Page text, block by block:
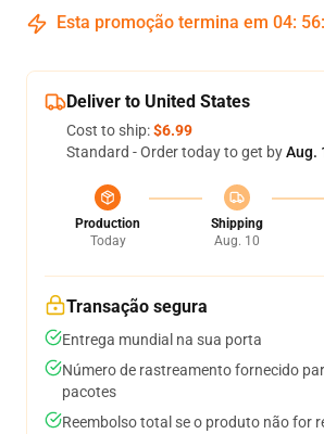
Esta promoção termina em 04: 56:
Deliver to United States
Cost to ship:$6.99
Standard - Order today to get byAug.
Production
Today
Shipping
Aug. 10
Transação segura
Entrega mundial na sua porta
Número de rastreamento fornecido
pacotes
Reembolso total se o produto não for